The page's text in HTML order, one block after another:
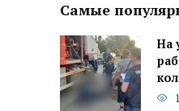
Самые
На